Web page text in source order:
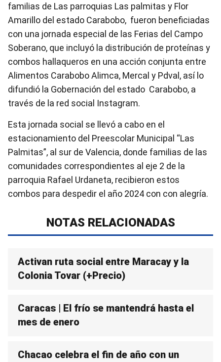
familias de Las parroquias Las palmitas y Flor
Amarillo del estado Carabobo, fueron beneficiadas
con una jornada especial de las Ferias del Campo
Soberano, que incluyó la distribución de proteínas y
combos hallaqueros en una acción conjunta entre
Alimentos Carabobo Alimca, Mercal y Pdval, así lo
difundió la Gobernación del estado Carabobo, a
través de la red social Instagram.
Esta jornada social se llevó a cabo en el
estacionamiento del Preescolar Municipal “Las
Palmitas”, al sur de Valencia, donde familias de las
comunidades correspondientes al eje 2 de la
parroquia Rafael Urdaneta, recibieron estos
combos para despedir el año 2024 con con alegría.
NOTAS RELACIONADAS
Activan ruta social entre Maracay y la
Colonia Tovar (+Precio)
Caracas | El frío se mantendrá hasta el
mes de enero
Chacao celebra el fin de año con un